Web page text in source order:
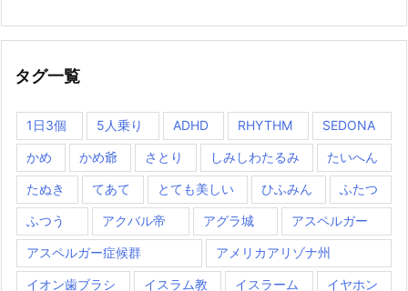
タグ一覧
1日3個 5人乗り ADHD RHYTHM SEDONA
かめ かめ爺 さとり しみしわたるみ たいへん
たぬき てあて とても美しい ひふみん ふたつ
ふつう アクバル帝 アグラ城 アスペルガー
アスペルガー症候群 アメリカアリゾナ州
イオン歯ブラシ イスラム教 イスラーム イヤホン